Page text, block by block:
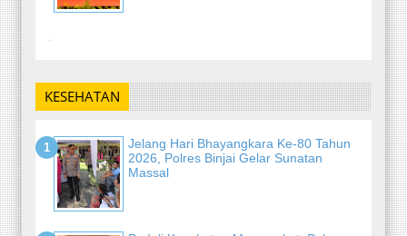
-
KESEHATAN
Jelang Hari Bhayangkara Ke-80 Tahun
2026, Polres Binjai Gelar Sunatan
Massal